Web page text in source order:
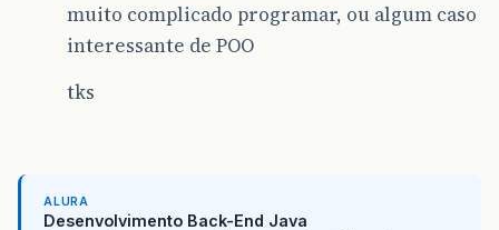
muito complicado programar, ou algum caso
interessante de POO
tks
ALURA
Desenvolvimento Back-End Java